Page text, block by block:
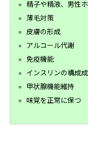
精子や精液、男性
薄毛対策
皮膚の形成
アルコール代謝
免疫機能
インスリンの構成
甲状腺機能維持
味覚を正常に保つ